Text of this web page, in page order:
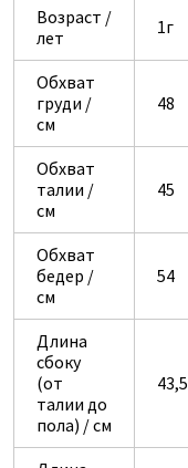
Возраст /
лет
1г
Обхват
груди /
см
48
Обхват
талии /
см
45
Обхват
бедер /
см
54
Длина
сбоку
(от
талии до
пола) / см
43,5